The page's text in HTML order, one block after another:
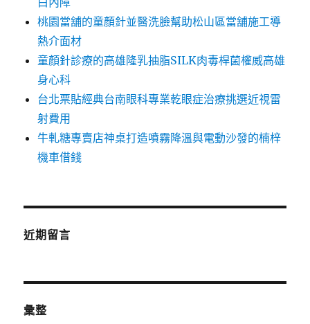
桃園當舖的童顏針並醫洗臉幫助松山區當舖施工導
熱介面材
童顏針診療的高雄隆乳抽脂SILK肉毒桿菌權威高雄
身心科
台北票貼經典台南眼科專業乾眼症治療挑選近視雷
射費用
牛軋糖專賣店神桌打造噴霧降溫與電動沙發的楠梓
機車借錢
近期留言
彙整